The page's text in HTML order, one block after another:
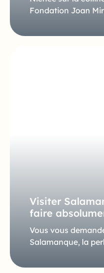
Fondation Joan
Visiter
faire
Vous vous
Salamanque, la